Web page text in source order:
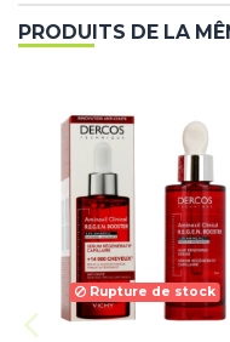
PRODUITS DE LA
Rupture de stock